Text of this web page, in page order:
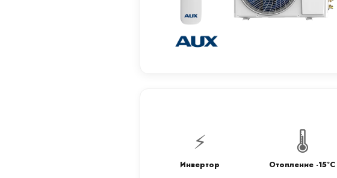
⚡
Инвертор
🌡️
Отопление -15°C